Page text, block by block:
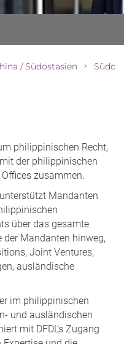
/ Südostasien >
philippinischen Recht,
der philippinischen
zusammen.
Mandanten
über das gesamte
der Mandanten hinweg,
Joint Ventures,
ausländische
im philippinischen
und ausländischen
mit DFDL‘s Zugang